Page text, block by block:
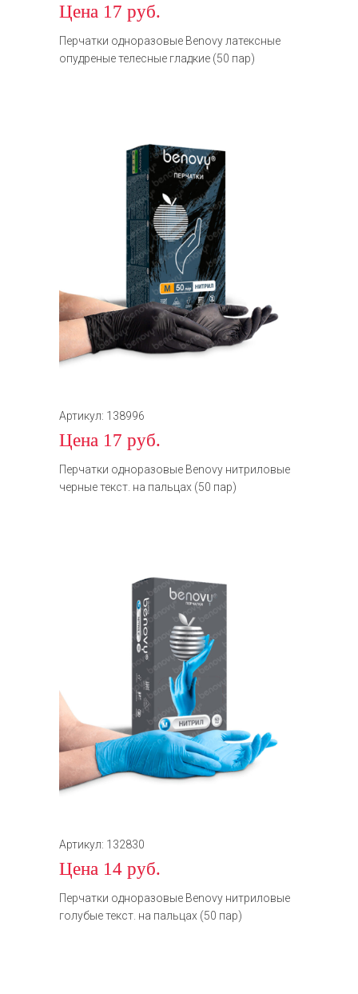
Цена 17 руб.
Перчатки одноразовые Benovy латексные
опудреные телесные гладкие (50 пар)
Артикул: 138996
Цена 17 руб.
Перчатки одноразовые Benovy нитриловые
черные текст. на пальцах (50 пар)
Артикул: 132830
Цена 14 руб.
Перчатки одноразовые Benovy нитриловые
голубые текст. на пальцах (50 пар)